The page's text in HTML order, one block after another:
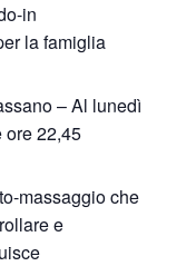
in
la famiglia
– Al lunedì
ore 22,45
massaggio che
e